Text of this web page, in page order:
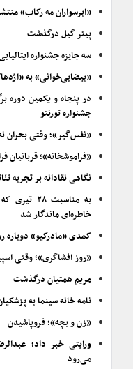
«ابرسواران مه رکاب»
پیتر گیل درگذشت
سه جایزه جشنواره
«بیضایی‌خوانی» به
در پنجاه و یکمین دوره
جشنواره تورنتو
«نفس‌گیر»؛ وقتی بحران
«فراموشخانه»؛
نگاهی نقادانه بر تجربه
به
خاطره‌ای ماندگار شد
کمدی «مادرکیو»
«روز افشاگری»؛ وقتی
مریم همتیان درگذشت
نامه خانه سینما به
«زن و بچه»؛ فروپاشیدن
ورایتی خبر داد؛
می‌رود